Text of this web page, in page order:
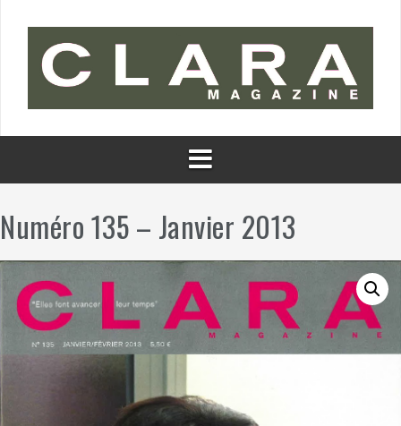
Numéro 135 – Janvier 2013